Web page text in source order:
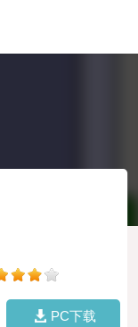
PC下载